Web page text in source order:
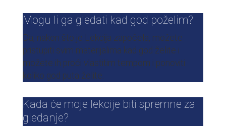
Mogu li ga gledati kad god poželim?
Da, nakon što je Lekcija započela, možete
pristupiti svim materijalima kad god želite i
možete ih proći vlastitim tempom i ponoviti
koliko god puta želite.
Kada će moje lekcije biti spremne za
gledanje?